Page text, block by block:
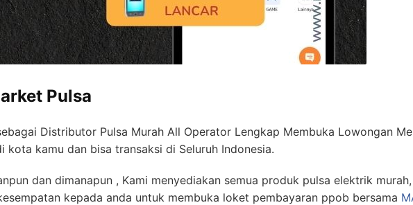
Pulsa
Distributor Pulsa Murah All Operator Lengkap Membuka Lowongan
kota kamu dan bisa transaksi di Seluruh Indonesia.
dan dimanapun , Kami menyediakan semua produk pulsa elektrik
kepada anda untuk membuka loket pembayaran ppob bersama